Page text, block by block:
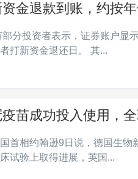
金退款到账，约按
分投资者表示，证券账户显
打新资金退还日。 其...
苗成功投入使用，
首相约翰逊9日说，德国生
试验上取得进展，英国...